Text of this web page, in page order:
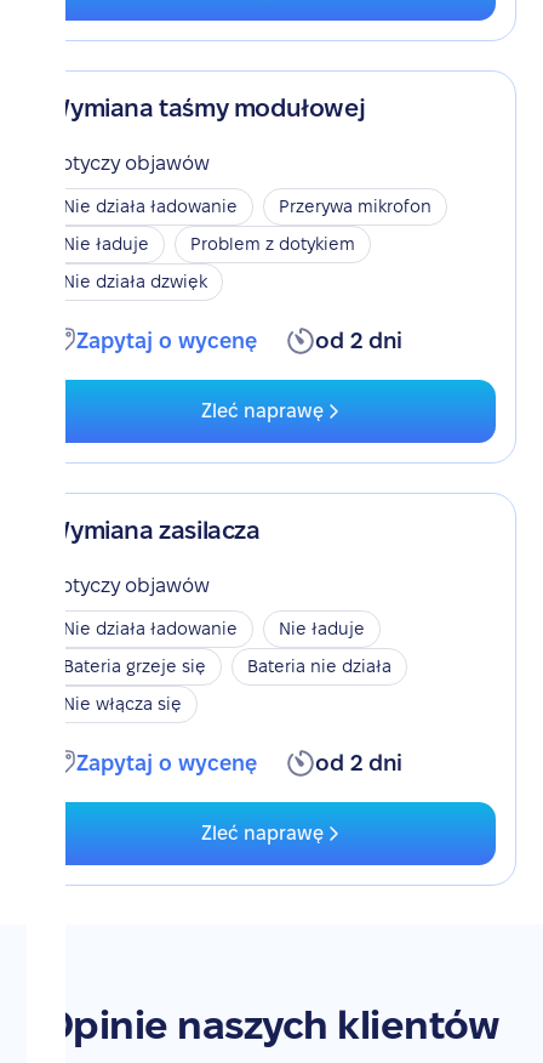
Wymiana taśmy modułowej
Dotyczy objawów
Nie działa ładowanie
Przerywa mikrofon
Nie ładuje
Problem z dotykiem
Nie działa dzwięk
Zapytaj o wycenę od 2 dni
Zleć naprawę
Wymiana zasilacza
Dotyczy objawów
Nie działa ładowanie
Nie ładuje
Bateria grzeje się
Bateria nie działa
Nie włącza się
Zapytaj o wycenę od 2 dni
Zleć naprawę
Opinie naszych klientów